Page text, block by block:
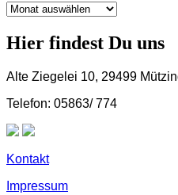
Archiv
Hier findest Du uns
Alte Ziegelei 10, 29499
Telefon: 05863/ 774
Kontakt
Impressum